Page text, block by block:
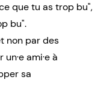
que tu as trop bu",
bu".
non par des
ami·e à
sa